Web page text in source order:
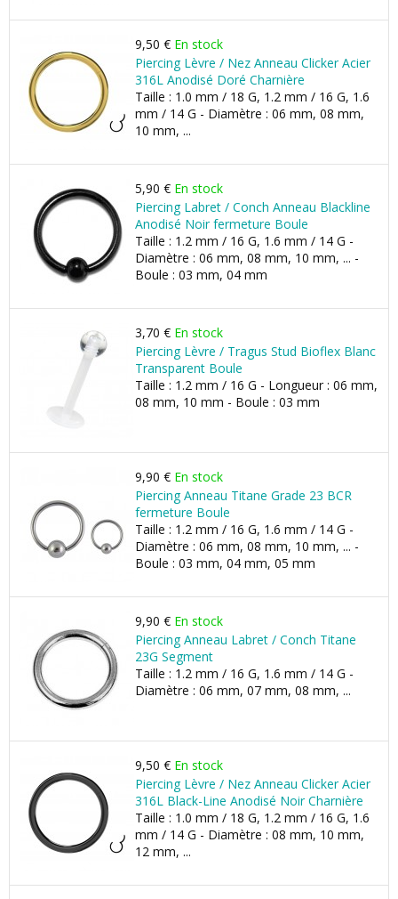
9,50 € En stock
Piercing Lèvre / Nez Anneau Clicker Acier
316L Anodisé Doré Charnière
Taille : 1.0 mm / 18 G, 1.2 mm / 16 G, 1.6
mm / 14 G - Diamètre : 06 mm, 08 mm,
10 mm, ...
5,90 € En stock
Piercing Labret / Conch Anneau Blackline
Anodisé Noir fermeture Boule
Taille : 1.2 mm / 16 G, 1.6 mm / 14 G -
Diamètre : 06 mm, 08 mm, 10 mm, ... -
Boule : 03 mm, 04 mm
3,70 € En stock
Piercing Lèvre / Tragus Stud Bioflex Blanc
Transparent Boule
Taille : 1.2 mm / 16 G - Longueur : 06 mm,
08 mm, 10 mm - Boule : 03 mm
9,90 € En stock
Piercing Anneau Titane Grade 23 BCR
fermeture Boule
Taille : 1.2 mm / 16 G, 1.6 mm / 14 G -
Diamètre : 06 mm, 08 mm, 10 mm, ... -
Boule : 03 mm, 04 mm, 05 mm
9,90 € En stock
Piercing Anneau Labret / Conch Titane
23G Segment
Taille : 1.2 mm / 16 G, 1.6 mm / 14 G -
Diamètre : 06 mm, 07 mm, 08 mm, ...
9,50 € En stock
Piercing Lèvre / Nez Anneau Clicker Acier
316L Black-Line Anodisé Noir Charnière
Taille : 1.0 mm / 18 G, 1.2 mm / 16 G, 1.6
mm / 14 G - Diamètre : 08 mm, 10 mm,
12 mm, ...